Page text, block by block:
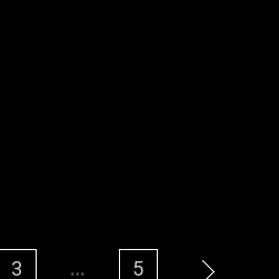
3 … 5